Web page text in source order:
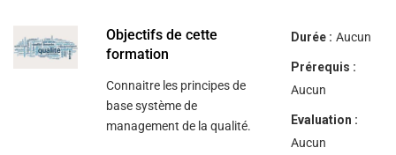
navigate
and
interact
Objectifs de cette
formation
Connaitre les principes de
base système de
management de la qualité.
Durée : Aucun
Prérequis :
Aucun
Evaluation :
Aucun